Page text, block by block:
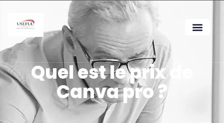
Quel est le prix de
Canva pro ?